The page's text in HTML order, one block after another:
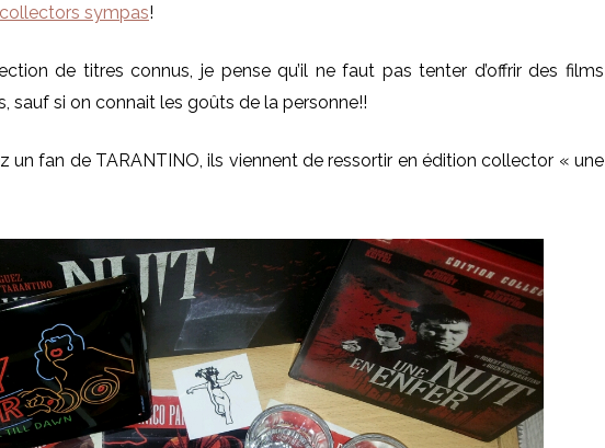
sympas!
de titres connus, je pense qu’il ne faut pas tenter d’offrir des films
sauf si on connait les goûts de la personne!!
un fan de TARANTINO, ils viennent de ressortir en édition collector « une